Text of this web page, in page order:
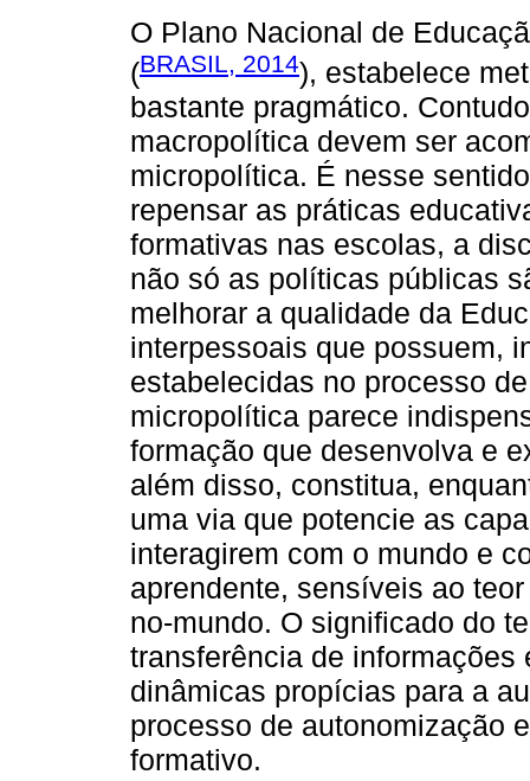
O Plano Nacional de
(BRASIL, 2014), estabelece
bastante pragmático.
macropolítica devem ser
micropolítica. É nesse
repensar as práticas
formativas nas escolas, a
não só as políticas públicas
melhorar a qualidade da
interpessoais que possuem,
estabelecidas no processo
micropolítica parece
formação que desenvolva e
além disso, constitua,
uma via que potencie as
interagirem com o mundo e
aprendente, sensíveis ao
no-mundo. O significado do
transferência de
dinâmicas propícias para a
processo de autonomização
formativo.